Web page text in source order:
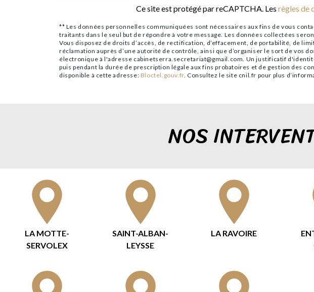
Ce site est protégé par reCAPTCHA. Les règles de
** Les données personnelles communiquées sont nécessaires aux fins de vous
traitants dans le seul but de répondre à votre message. Les données collectées
Vous disposez de droits d’accès, de rectification, d’effacement, de portabilité, de
réclamation auprès d’une autorité de contrôle, ainsi que d’organiser le sort de vos
électronique à l'adresse cabinetserra.secretariat@gmail.com. Un justificatif
puis pendant la durée de prescription légale aux fins probatoires et de gestion des
disponible à cette adresse: Bloctel.gouv.fr. Consultez le site cnil.fr pour plus
NOS
LA MOTTE-
SERVOLEX
SAINT-ALBAN-
LEYSSE
LA RAVOIRE